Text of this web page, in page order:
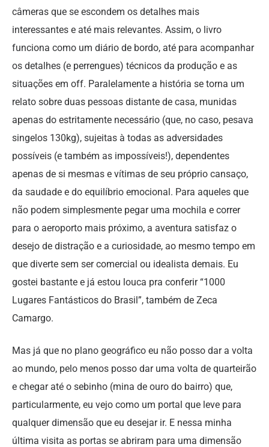
câmeras que se escondem os detalhes mais
interessantes e até mais relevantes. Assim, o livro
funciona como um diário de bordo, até para acompanhar
os detalhes (e perrengues) técnicos da produção e as
situações em off. Paralelamente a história se torna um
relato sobre duas pessoas distante de casa, munidas
apenas do estritamente necessário (que, no caso, pesava
singelos 130kg), sujeitas à todas as adversidades
possíveis (e também as impossíveis!), dependentes
apenas de si mesmas e vítimas de seu próprio cansaço,
da saudade e do equilíbrio emocional. Para aqueles que
não podem simplesmente pegar uma mochila e correr
para o aeroporto mais próximo, a aventura satisfaz o
desejo de distração e a curiosidade, ao mesmo tempo em
que diverte sem ser comercial ou idealista demais. Eu
gostei bastante e já estou louca pra conferir “1000
Lugares Fantásticos do Brasil”, também de Zeca
Camargo.
Mas já que no plano geográfico eu não posso dar a volta
ao mundo, pelo menos posso dar uma volta de quarteirão
e chegar até o sebinho (mina de ouro do bairro) que,
particularmente, eu vejo como um portal que leve para
qualquer dimensão que eu desejar ir. E nessa minha
última visita as portas se abriram para uma dimensão